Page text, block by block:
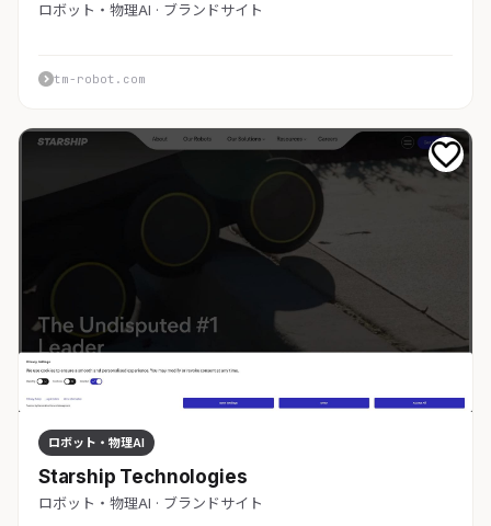
ロボット・物理AI · ブランドサイト
tm-robot.com
ロボット・物理AI
Starship Technologies
ロボット・物理AI · ブランドサイト